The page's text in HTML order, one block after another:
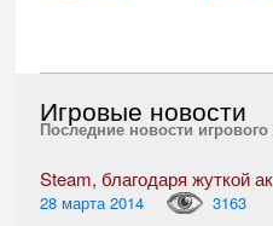
Игровые новости
Последние новости
28 марта 2014 3163